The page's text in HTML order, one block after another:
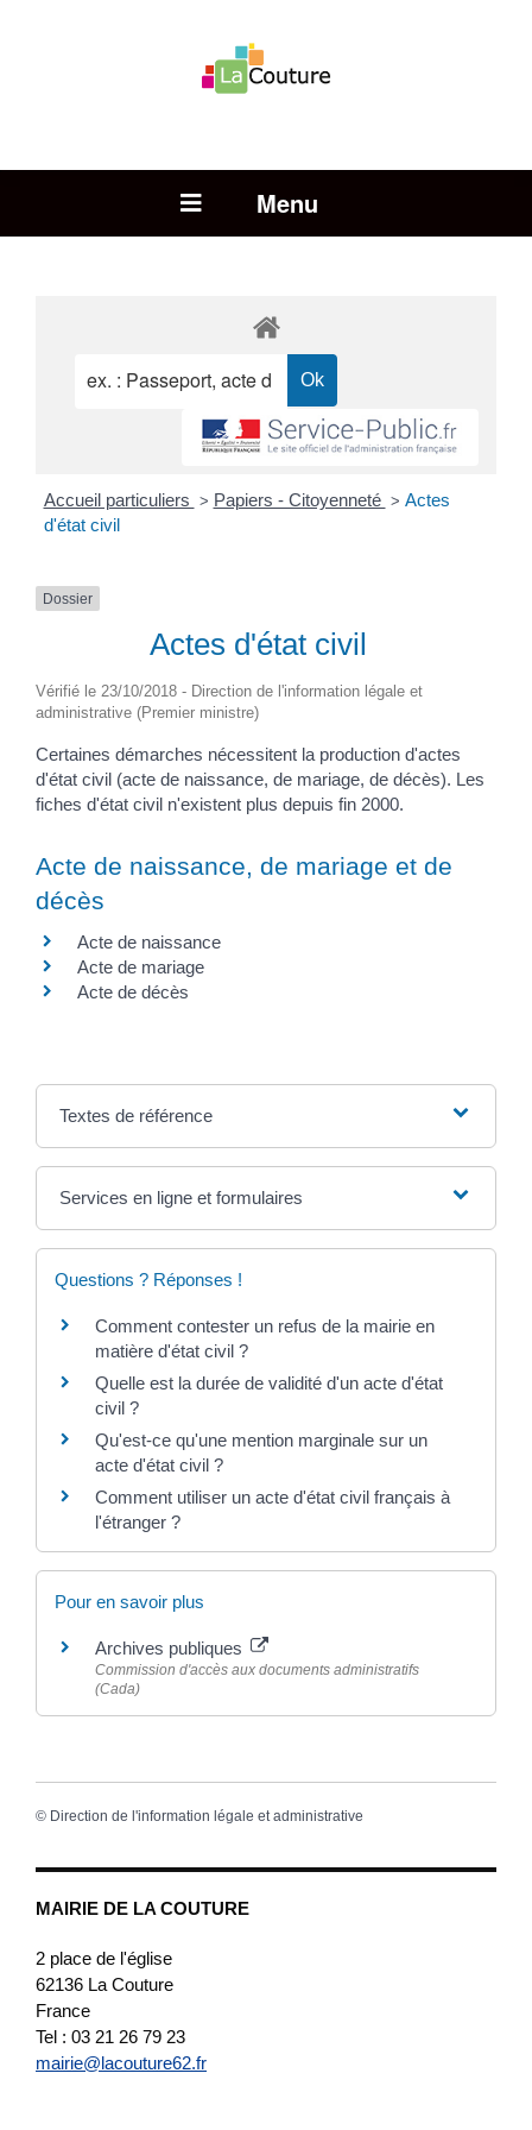
Open Menu
MAIRIE DE LA COUTURE
2 place de l'église
62136 La Couture
France
Tel : 03 21 26 79 23
mairie@lacouture62.fr
Accueil particuliers > Papiers - Citoyenneté > Actes
d'état civil
Dossier
Actes d'état civil
Vérifié le 23/10/2018 - Direction de l'information légale et
administrative (Premier ministre)
Certaines démarches nécessitent la production d'actes
d'état civil (acte de naissance, de mariage, de décès). Les
fiches d'état civil n'existent plus depuis fin 2000.
Acte de naissance, de mariage et de
décès
Acte de naissance
Acte de mariage
Acte de décès
Textes de référence
Services en ligne et formulaires
Questions ? Réponses !
Comment contester un refus de la mairie en
matière d'état civil ?
Quelle est la durée de validité d'un acte d'état
civil ?
Qu'est-ce qu'une mention marginale sur un
acte d'état civil ?
Comment utiliser un acte d'état civil français à
l'étranger ?
Pour en savoir plus
Archives publiques
Commission d'accès aux documents administratifs
(Cada)
© Direction de l'information légale et administrative